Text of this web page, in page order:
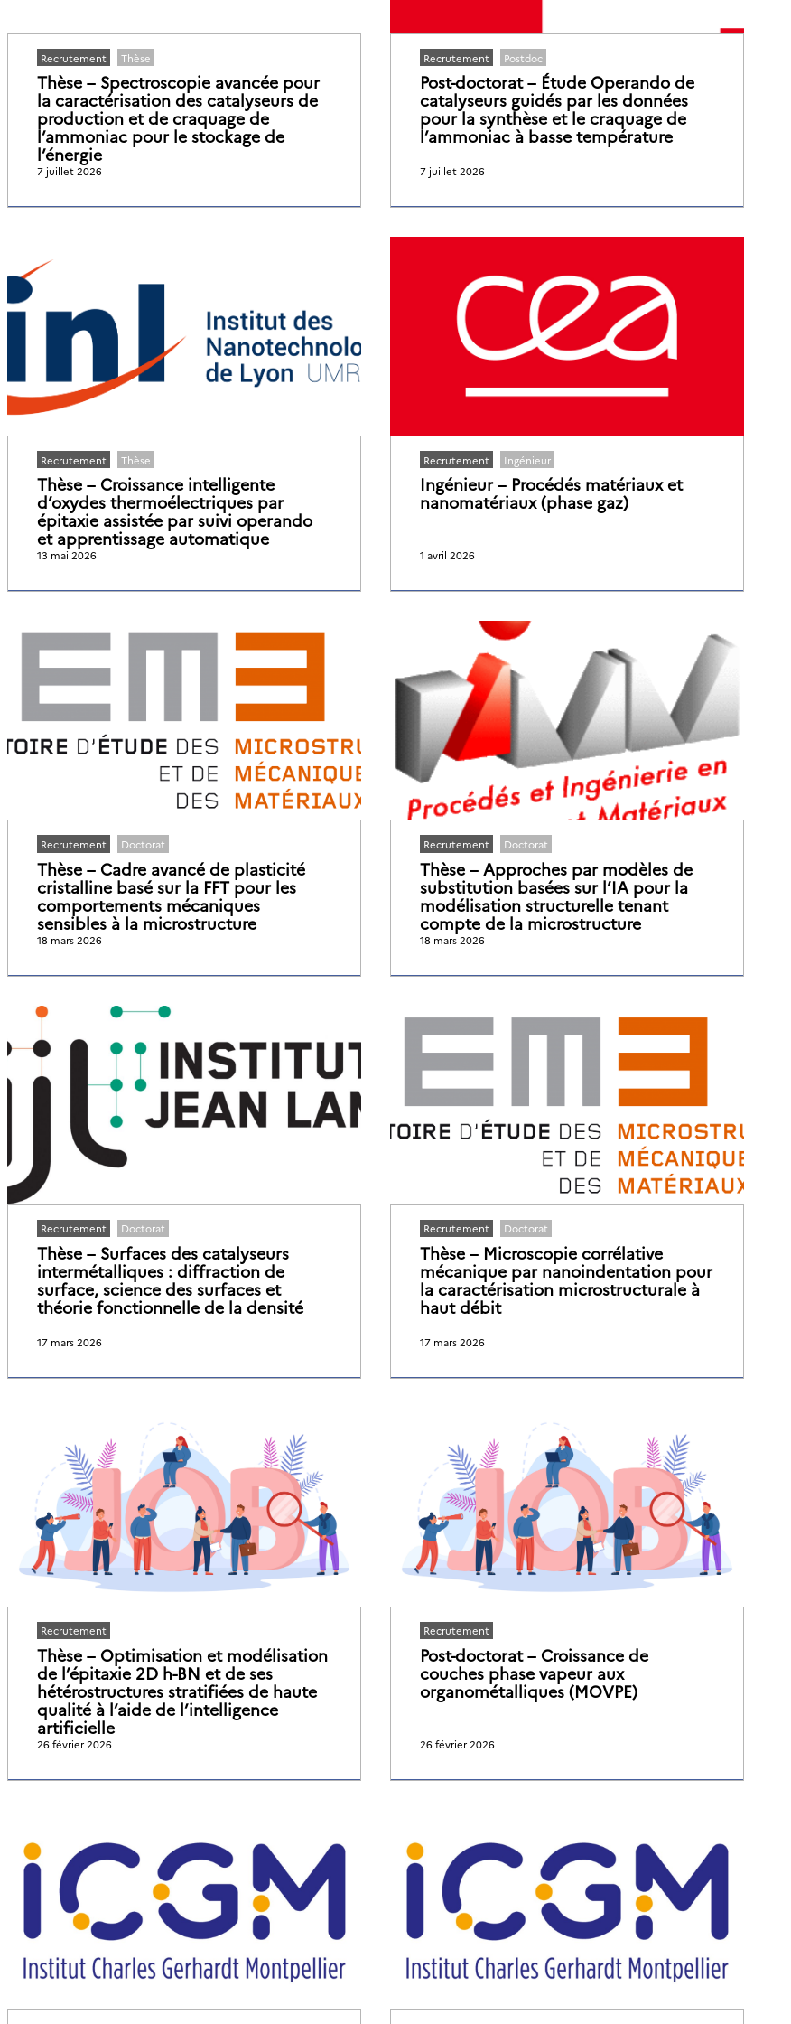
Recrutement Thèse
Thèse – Spectroscopie avancée pour
la caractérisation des catalyseurs de
production et de craquage de
l’ammoniac pour le stockage de
l’énergie
7 juillet 2026
Recrutement Postdoc
Post-doctorat – Étude Operando de
catalyseurs guidés par les données
pour la synthèse et le craquage de
l’ammoniac à basse température
7 juillet 2026
Recrutement Thèse
Thèse – Croissance intelligente
d’oxydes thermoélectriques par
épitaxie assistée par suivi operando
et apprentissage automatique
13 mai 2026
Recrutement Ingénieur
Ingénieur – Procédés matériaux et
nanomatériaux (phase gaz)
1 avril 2026
Recrutement Doctorat
Thèse – Cadre avancé de plasticité
cristalline basé sur la FFT pour les
comportements mécaniques
sensibles à la microstructure
18 mars 2026
Recrutement Doctorat
Thèse – Approches par modèles de
substitution basées sur l’IA pour la
modélisation structurelle tenant
compte de la microstructure
18 mars 2026
Recrutement Doctorat
Thèse – Surfaces des catalyseurs
intermétalliques : diffraction de
surface, science des surfaces et
théorie fonctionnelle de la densité
17 mars 2026
Recrutement Doctorat
Thèse – Microscopie corrélative
mécanique par nanoindentation pour
la caractérisation microstructurale à
haut débit
17 mars 2026
Recrutement
Thèse – Optimisation et modélisation
de l’épitaxie 2D h-BN et de ses
hétérostructures stratifiées de haute
qualité à l’aide de l’intelligence
artificielle
26 février 2026
Recrutement
Post-doctorat – Croissance de
couches phase vapeur aux
organométalliques (MOVPE)
26 février 2026